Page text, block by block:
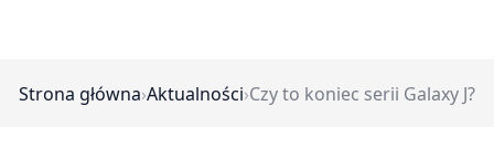
Strona główna›Aktualności›Czy to koniec serii Galaxy J?